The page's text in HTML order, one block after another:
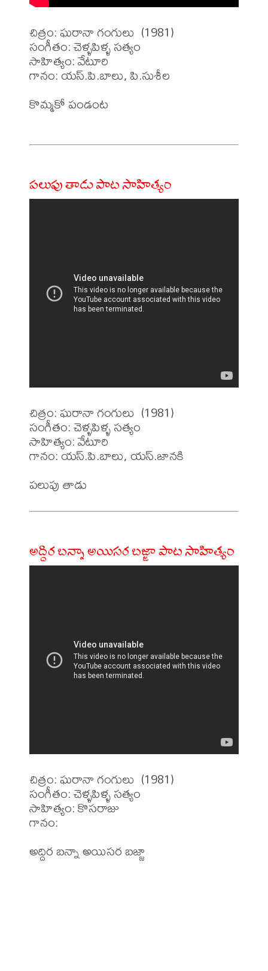
చిత్రం: ఘరానా గంగులు  (1981)
సంగీతం: చెళ్ళపిళ్ళ సత్యం
సాహిత్యం: వేటూరి
గానం: యస్.పి.బాలు, పి.సుశీల
కొమ్మకో పండంట
పలుపు తాడు పాట సాహిత్యం
చిత్రం: ఘరానా గంగులు  (1981)
సంగీతం: చెళ్ళపిళ్ళ సత్యం
సాహిత్యం: వేటూరి
గానం: యస్.పి.బాలు, యస్.జానకి
అద్దిర బన్నా అయిసర బజ్జా పాట సాహిత్యం
చిత్రం: ఘరానా గంగులు  (1981)
సంగీతం: చెళ్ళపిళ్ళ సత్యం
సాహిత్యం: కొసరాజు
గానం: